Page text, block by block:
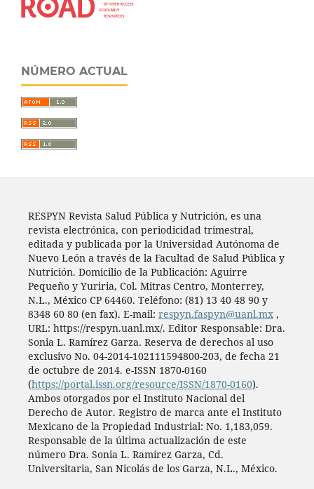
NÚMERO ACTUAL
RESPYN Revista Salud Pública y Nutrición, es una
revista electrónica, con periodicidad trimestral,
editada y publicada por la Universidad Autónoma de
Nuevo León a través de la Facultad de Salud Pública y
Nutrición. Domicilio de la Publicación: Aguirre
Pequeño y Yuriria, Col. Mitras Centro, Monterrey,
N.L., México CP 64460. Teléfono: (81) 13 40 48 90 y
8348 60 80 (en fax). E-mail: respyn.faspyn@uanl.mx,
URL: https://respyn.uanl.mx/. Editor Responsable: Dra.
Sonia L. Ramírez Garza. Reserva de derechos al uso
exclusivo No. 04-2014-102111594800-203, de fecha 21
de octubre de 2014. e-ISSN 1870-0160
(https://portal.issn.org/resource/ISSN/1870-0160).
Ambos otorgados por el Instituto Nacional del
Derecho de Autor. Registro de marca ante el Instituto
Mexicano de la Propiedad Industrial: No. 1,183,059.
Responsable de la última actualización de este
número Dra. Sonia L. Ramírez Garza, Cd.
Universitaria, San Nicolás de los Garza, N.L., México.